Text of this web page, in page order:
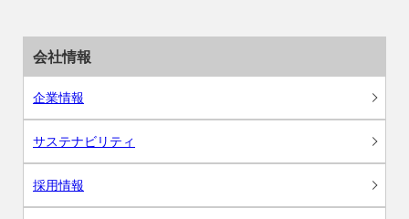
会社情報
企業情報
サステナビリティ
採用情報